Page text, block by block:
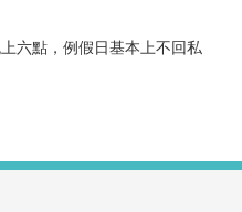
六點，例假日基本上不回私